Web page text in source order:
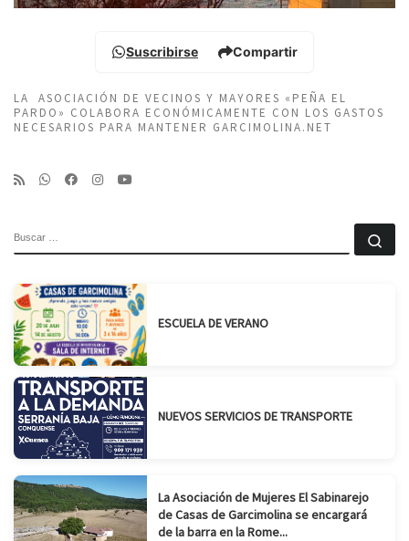
Suscribirse Compartir
LA ASOCIACIÓN DE VECINOS Y MAYORES «PEÑA EL
PARDO» COLABORA ECONÓMICAMENTE CON LOS GASTOS
NECESARIOS PARA MANTENER GARCIMOLINA.NET
ESCUELA DE VERANO
NUEVOS SERVICIOS DE TRANSPORTE
La Asociación de Mujeres El Sabinarejo
de Casas de Garcimolina se encargará
de la barra en la Rome...